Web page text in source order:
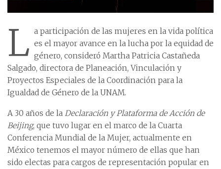
L a participación de las mujeres en la vida política
es el mayor avance en la lucha por la equidad de
género, consideró Martha Patricia Castañeda
Salgado, directora de Planeación, Vinculación y
Proyectos Especiales de la Coordinación para la
Igualdad de Género de la UNAM.
A 30 años de la Declaración y Plataforma de Acción de
Beijing, que tuvo lugar en el marco de la Cuarta
Conferencia Mundial de la Mujer, actualmente en
México tenemos el mayor número de ellas que han
sido electas para cargos de representación popular en